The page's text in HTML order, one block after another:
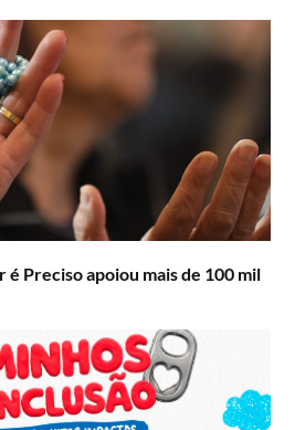
é Preciso apoiou mais de 100 mil